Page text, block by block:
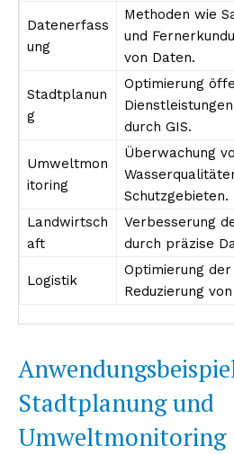
Datenerfass
ung
Methoden wie
und
von Daten.
Stadtplanun
g
Optimierung
durch GIS.
Umweltmon
itoring
Überwachung
Schutzgebieten.
Landwirtsch
aft
Verbesserung
durch präzise
Logistik
Optimierung
Reduzierung
Stadtplanung und
Umweltmonitoring